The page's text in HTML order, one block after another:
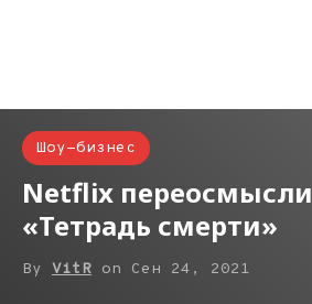
Шоу-бизнес
Netflix
«Тетрадь смерти»
By VitR on Сен 24, 2021